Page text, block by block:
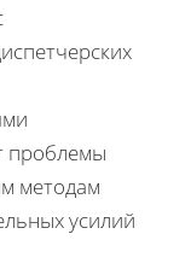
проблемы
методам
усилий